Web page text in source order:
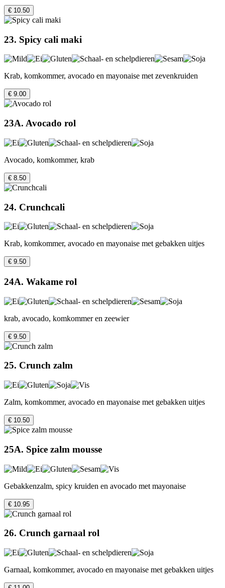
€ 10.50
23. Spicy cali maki
Krab, komkommer, avocado en mayonaise met zevenkruiden
€ 9.00
23A. Avocado rol
Avocado, komkommer, krab
€ 8.50
24. Crunchcali
Krab, komkommer, avocado en mayonaise met gebakken uitjes
€ 9.50
24A. Wakame rol
krab, avocado, komkommer en zeewier
€ 9.50
25. Crunch zalm
Zalm, komkommer, avocado en mayonaise met gebakken uitjes
€ 10.50
25A. Spice zalm mousse
Gebakkenzalm, spicy kruiden en avocado met mayonaise
€ 10.95
26. Crunch garnaal rol
Garnaal, komkommer, avocado en mayonaise met gebakken uitjes